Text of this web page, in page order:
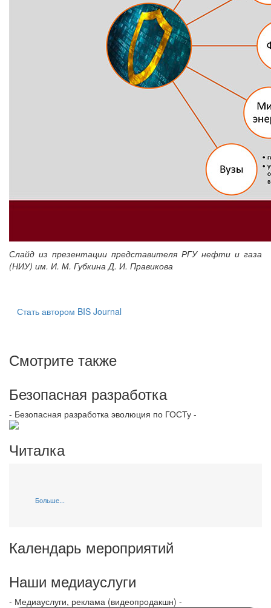
Слайд из презентации представителя РГУ нефти и газа
(НИУ) им. И. М. Губкина Д. И. Правикова
Стать автором BIS Journal
Смотрите также
Безопасная разработка
- Безопасная разработка эволюция по ГОСТу -
Читалка
Больше...
Календарь мероприятий
Наши медиауслуги
- Медиауслуги, реклама (видеопродакшн) -